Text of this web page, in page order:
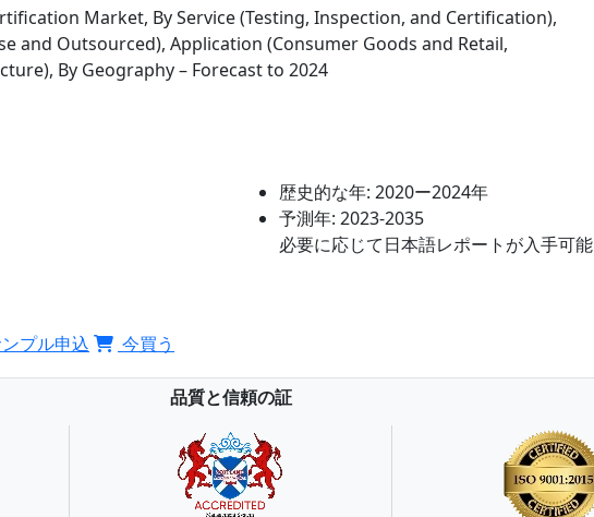
Market, By Service (Testing, Inspection, and Certification),
and Outsourced), Application (Consumer Goods and Retail,
By Geography – Forecast to 2024
歴史的な年: 2020ー2024年
予測年: 2023-2035
必要に応じて日本語レポートが入手可能
プル申込 今買う
品質と信頼の証